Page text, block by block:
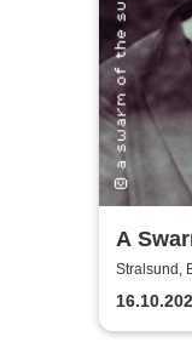
A
Stralsund,